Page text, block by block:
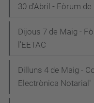
30 d'Abril - Fòrum
Dijous 7 de Maig -
l'EETAC
Dilluns 4 de Maig -
Electrònica Notarial"